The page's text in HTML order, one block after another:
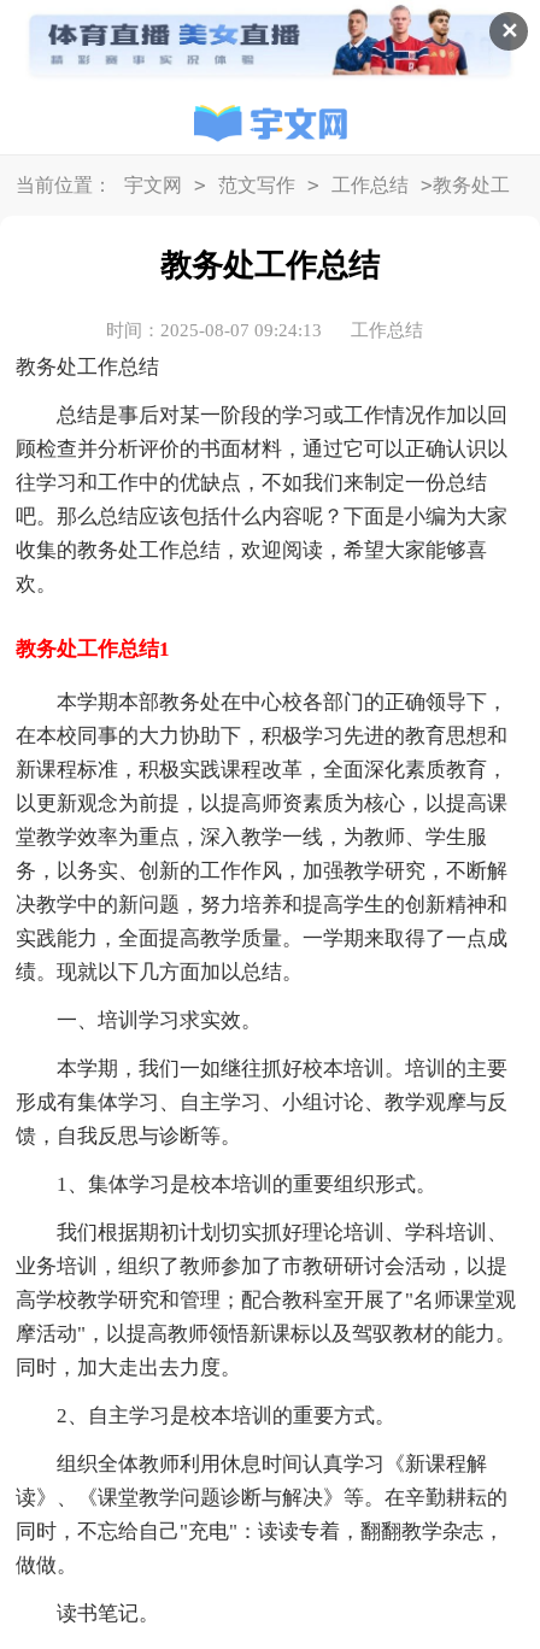
✕
当前位置： 宇文网 > 范文写作 > 工作总结 >教务处工
教务处工作总结
时间：2025-08-07 09:24:13 工作总结
教务处工作总结
总结是事后对某一阶段的学习或工作情况作加以回
顾检查并分析评价的书面材料，通过它可以正确认识以
往学习和工作中的优缺点，不如我们来制定一份总结
吧。那么总结应该包括什么内容呢？下面是小编为大家
收集的教务处工作总结，欢迎阅读，希望大家能够喜
欢。
教务处工作总结1
本学期本部教务处在中心校各部门的正确领导下，
在本校同事的大力协助下，积极学习先进的教育思想和
新课程标准，积极实践课程改革，全面深化素质教育，
以更新观念为前提，以提高师资素质为核心，以提高课
堂教学效率为重点，深入教学一线，为教师、学生服
务，以务实、创新的工作作风，加强教学研究，不断解
决教学中的新问题，努力培养和提高学生的创新精神和
实践能力，全面提高教学质量。一学期来取得了一点成
绩。现就以下几方面加以总结。
一、培训学习求实效。
本学期，我们一如继往抓好校本培训。培训的主要
形成有集体学习、自主学习、小组讨论、教学观摩与反
馈，自我反思与诊断等。
1、集体学习是校本培训的重要组织形式。
我们根据期初计划切实抓好理论培训、学科培训、
业务培训，组织了教师参加了市教研研讨会活动，以提
高学校教学研究和管理；配合教科室开展了"名师课堂观
摩活动"，以提高教师领悟新课标以及驾驭教材的能力。
同时，加大走出去力度。
2、自主学习是校本培训的重要方式。
组织全体教师利用休息时间认真学习《新课程解
读》、《课堂教学问题诊断与解决》等。在辛勤耕耘的
同时，不忘给自己"充电"：读读专着，翻翻教学杂志，
做做。
读书笔记。